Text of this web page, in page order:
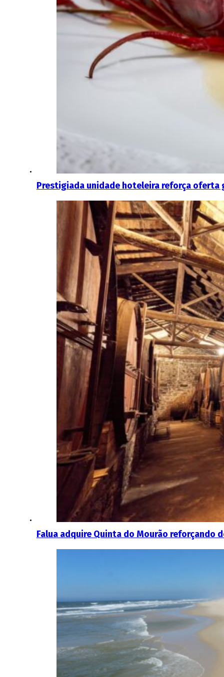
Prestigiada unidade hoteleira reforça oferta
Falua adquire Quinta do Mourão reforçando